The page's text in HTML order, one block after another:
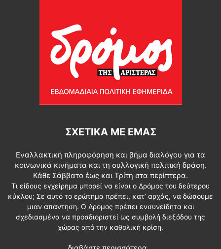
ΣΧΕΤΙΚΆ ΜΕ ΕΜΆΣ
Εναλλακτική πληροφόρηση και βήμα διαλόγου για τα
κοινωνικά κινήματα και τη συλλογική πολιτική δράση.
Κάθε Σάββατο έως και Τρίτη στα περίπτερα.
Τι είδους εγχείρημα μπορεί να είναι ο Δρόμος του δεύτερου
κύκλου; Σε αυτό το ερώτημα πρέπει, κατ’ αρχάς, να δώσουμε
μιαν απάντηση. Ο Δρόμος πρέπει ενσυνείδητα και
σχεδιασμένα να προσδιοριστεί ως συμβολή διεξόδου της
χώρας από την καθολική κρίση.